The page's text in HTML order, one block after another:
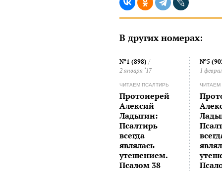
В других номерах:
№1 (898) /
2 января ‘17
ЧИТАЕМ ПСАЛТИРЬ
Протоиерей
Алексий
Ладыгин:
Псалтирь
всегда
являлась
утешением.
Псалом 38
№5
1
ЧИТАЕМ